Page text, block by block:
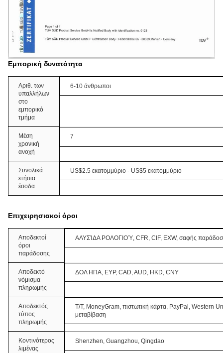
Εμπορική δυνατότητα
Αριθ. των
υπαλλήλων
στο
εμπορικό
τμήμα
6-10 άνθρωποι
Μέση
χρονική
ανοχή
7
Συνολικά
ετήσια
έσοδα
US$2.5 εκατομμύριο - US$5 εκατομμύριο
Επιχειρησιακοί όροι
Αποδεκτοί
όροι
παράδοσης
ΑΛΥΣΊΔΑ ΡΟΛΟΓΙΟΎ, CFR, CIF, EXW, σαφής
Αποδεκτό
νόμισμα
πληρωμής
ΔΟΛ ΗΠΑ, ΕΥΡ, CAD, AUD, HKD, CNY
Αποδεκτός
τύπος
πληρωμής
T/T, MoneyGram, πιστωτική κάρτα, PayPal, Western
μεταβίβαση
Κοντινότερος
λιμένας
Shenzhen, Guangzhou, Qingdao